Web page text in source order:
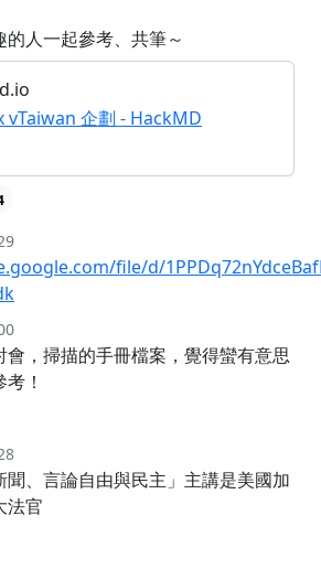
的人一起參考、共筆～
vTaiwan 企劃 - HackMD
file/d/
會，掃描的手冊檔案，覺得蠻有意思
！
聞、言論自由與民主」主講是美國加
法官